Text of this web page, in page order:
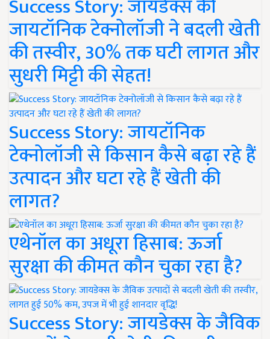
Success Story: जायडेक्स की
जायटॉनिक टेक्नोलॉजी ने बदली खेती
की तस्वीर, 30% तक घटी लागत और
सुधरी मिट्टी की सेहत!
Success Story: जायटॉनिक
टेक्नोलॉजी से किसान कैसे बढ़ा रहे हैं
उत्पादन और घटा रहे हैं खेती की
लागत?
एथेनॉल का अधूरा हिसाब: ऊर्जा
सुरक्षा की कीमत कौन चुका रहा है?
Success Story: जायडेक्स के जैविक